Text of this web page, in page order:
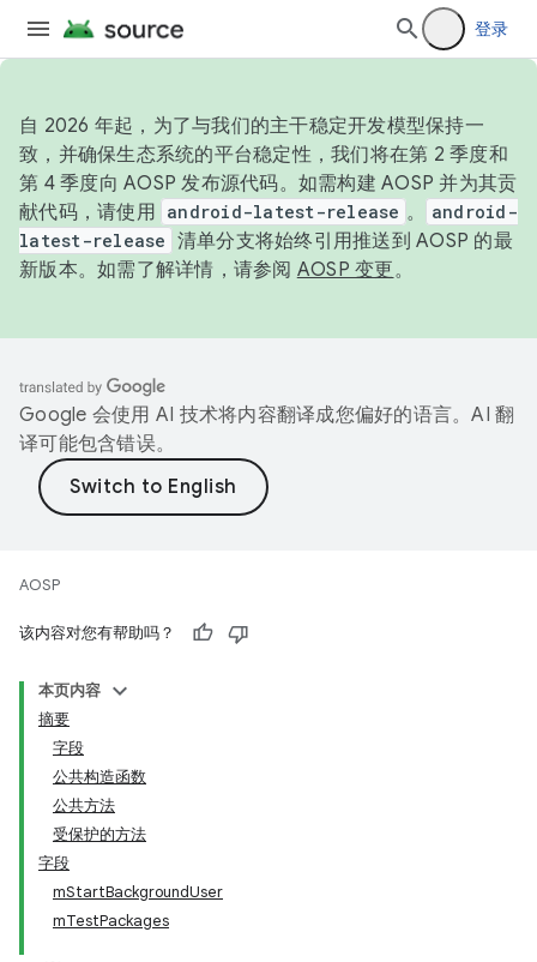
登录
自 2026 年起，为了与我们的主干稳定开发模型保持一
致，并确保生态系统的平台稳定性，我们将在第 2 季度和
第 4 季度向 AOSP 发布源代码。如需构建 AOSP 并为其贡
献代码，请使用 android-latest-release 。
android-
latest-release 清单分支将始终引用推送到 AOSP 的最
新版本。如需了解详情，请参阅 AOSP 变更。
Google 会使用 AI 技术将内容翻译成您偏好的语言。AI 翻
译可能包含错误。
AOSP
该内容对您有帮助吗？
本页内容
摘要
字段
公共构造函数
公共方法
受保护的方法
字段
mStartBackgroundUser
mTestPackages